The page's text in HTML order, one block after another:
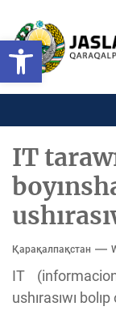
Open toolbar
content
IT
Қарақалпақстан
IT
ushırasıwı